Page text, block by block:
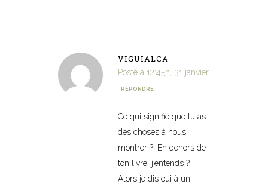
VIGUIALCA
Posté à 12:45h, 31 janvier
RÉPONDRE
Ce qui signifie que tu as
des choses à nous
montrer ?! En dehors de
ton livre, j’entends ?
Alors je dis oui à un